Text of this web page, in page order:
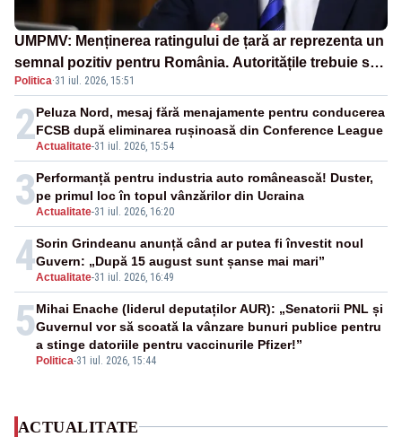
UMPMV: Menținerea ratingului de țară ar reprezenta un
semnal pozitiv pentru România. Autoritățile trebuie să
continue consolidarea stabilității economice și
financiare
Politica·31 iul. 2026, 15:51
2Actualitate-31 iul. 2026, 15:54
Peluza Nord, mesaj fără menajamente pentru conducerea
FCSB după eliminarea rușinoasă din Conference League
3Actualitate-31 iul. 2026, 16:20
Performanță pentru industria auto românească! Duster,
pe primul loc în topul vânzărilor din Ucraina
4Actualitate-31 iul. 2026, 16:49
Sorin Grindeanu anunță când ar putea fi învestit noul
Guvern: „După 15 august sunt șanse mai mari”
5
Politica-31 iul. 2026, 15:44
Mihai Enache (liderul deputaților AUR): „Senatorii PNL și
Guvernul vor să scoată la vânzare bunuri publice pentru
a stinge datoriile pentru vaccinurile Pfizer!”
ACTUALITATE